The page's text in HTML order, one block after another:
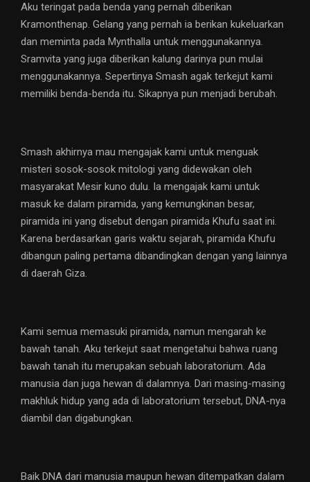
Aku teringat pada benda yang pernah diberikan
Kramonthenap. Gelang yang pernah ia berikan kukeluarkan
dan meminta pada Mynthalla untuk menggunakannya.
Sramvita yang juga diberikan kalung darinya pun mulai
menggunakannya. Sepertinya Smash agak terkejut kami
memiliki benda-benda itu. Sikapnya pun menjadi berubah.
Smash akhirnya mau mengajak kami untuk menguak
misteri sosok-sosok mitologi yang didewakan oleh
masyarakat Mesir kuno dulu. Ia mengajak kami untuk
masuk ke dalam piramida, yang kemungkinan besar,
piramida ini yang disebut dengan piramida Khufu saat ini.
Karena berdasarkan garis waktu sejarah, piramida Khufu
dibangun paling pertama dibandingkan dengan yang lainnya
di daerah Giza.
Kami semua memasuki piramida, namun mengarah ke
bawah tanah. Aku terkejut saat mengetahui bahwa ruang
bawah tanah itu merupakan sebuah laboratorium. Ada
manusia dan juga hewan di dalamnya. Dari masing-masing
makhluk hidup yang ada di laboratorium tersebut, DNA-nya
diambil dan digabungkan.
Baik DNA dari manusia maupun hewan ditempatkan dalam